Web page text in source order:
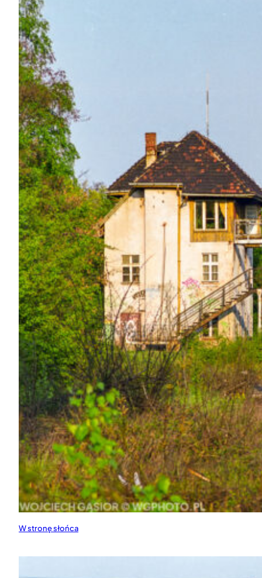
W stronę słońca